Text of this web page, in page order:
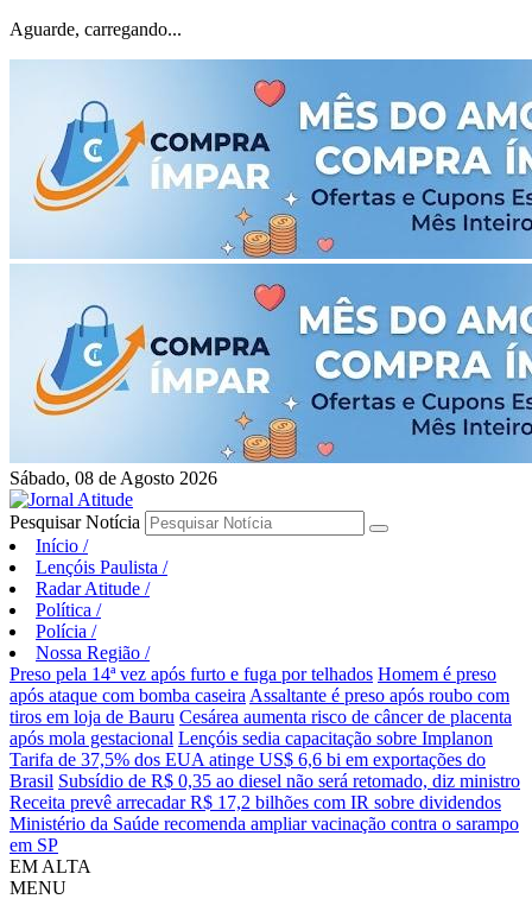
Aguarde, carregando...
Sábado, 08 de Agosto 2026
Pesquisar Notícia
Início /
Lençóis Paulista /
Radar Atitude /
Política /
Polícia /
Nossa Região /
Preso pela 14ª vez após furto e fuga por telhados Homem é preso
após ataque com bomba caseira Assaltante é preso após roubo com
tiros em loja de Bauru Cesárea aumenta risco de câncer de placenta
após mola gestacional Lençóis sedia capacitação sobre Implanon
Tarifa de 37,5% dos EUA atinge US$ 6,6 bi em exportações do
Brasil Subsídio de R$ 0,35 ao diesel não será retomado, diz ministro
Receita prevê arrecadar R$ 17,2 bilhões com IR sobre dividendos
Ministério da Saúde recomenda ampliar vacinação contra o sarampo
em SP
EM ALTA
MENU